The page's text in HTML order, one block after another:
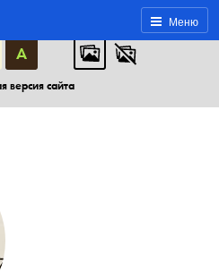
АБB
А
версия сайта
Меню